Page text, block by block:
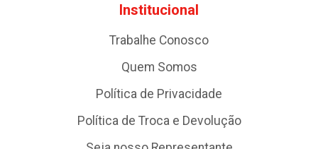
Institucional
Trabalhe Conosco
Quem Somos
Política de Privacidade
Política de Troca e Devolução